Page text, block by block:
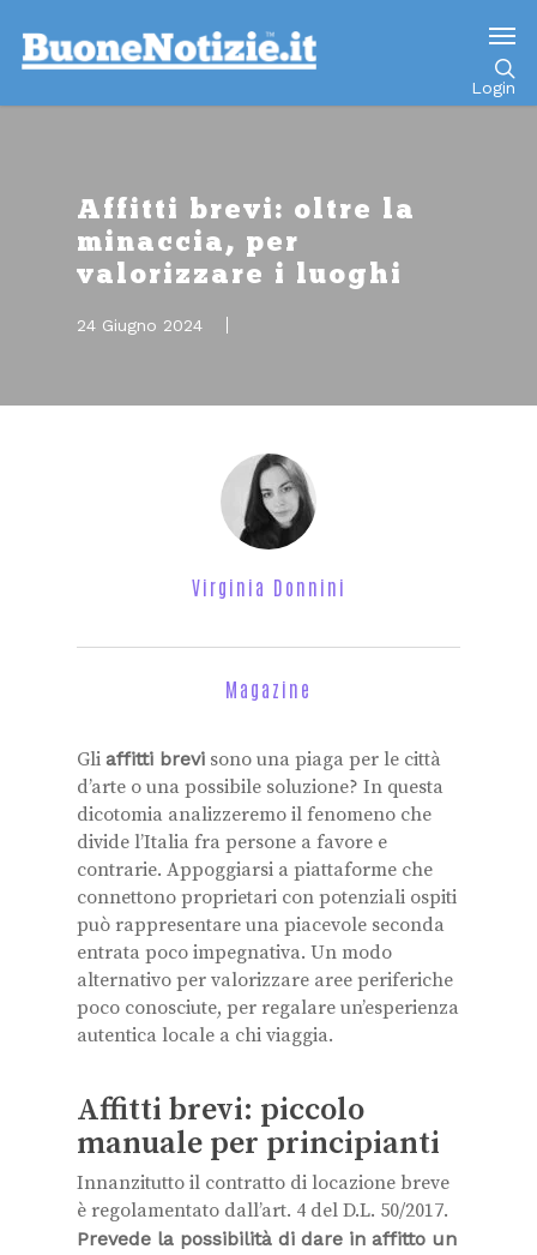
Login
Affitti brevi: oltre la
minaccia, per
valorizzare i luoghi
24 Giugno 2024
Virginia Donnini
Magazine
Gli affitti brevi sono una piaga per le città
d’arte o una possibile soluzione? In questa
dicotomia analizzeremo il fenomeno che
divide l’Italia fra persone a favore e
contrarie. Appoggiarsi a piattaforme che
connettono proprietari con potenziali ospiti
può rappresentare una piacevole seconda
entrata poco impegnativa. Un modo
alternativo per valorizzare aree periferiche
poco conosciute, per regalare un’esperienza
autentica locale a chi viaggia.
Affitti brevi: piccolo
manuale per principianti
Innanzitutto il contratto di locazione breve
è regolamentato dall’art. 4 del D.L. 50/2017.
Prevede la possibilità di dare in affitto un
Go to mobile version